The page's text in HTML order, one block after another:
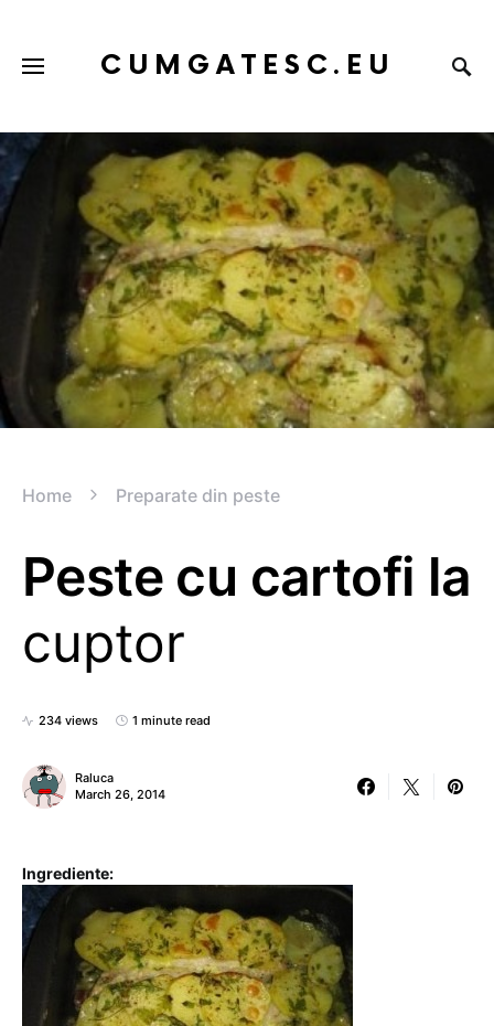
CUMGATESC.EU
Home Preparate din peste
Peste cu cartofi la
cuptor
234 views 1 minute read
Raluca
March 26, 2014
Ingrediente: